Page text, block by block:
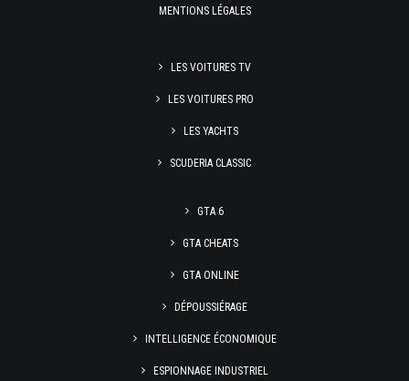
MENTIONS LÉGALES
LES VOITURES TV
LES VOITURES PRO
LES YACHTS
SCUDERIA CLASSIC
GTA 6
GTA CHEATS
GTA ONLINE
DÉPOUSSIÉRAGE
INTELLIGENCE ÉCONOMIQUE
ESPIONNAGE INDUSTRIEL